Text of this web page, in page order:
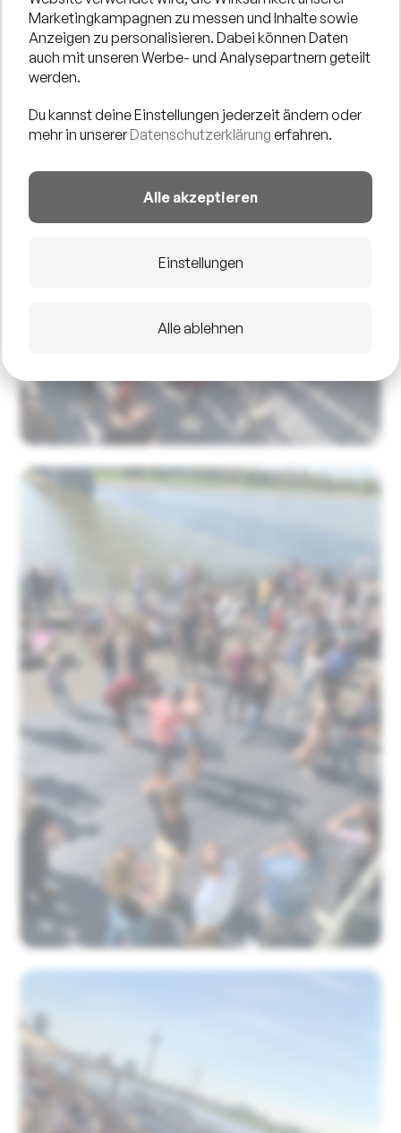
Marketingkampagnen zu messen und Inhalte sowie
Anzeigen zu personalisieren. Dabei können Daten
auch mit unseren Werbe- und Analysepartnern geteilt
werden.
Du kannst deine Einstellungen jederzeit ändern oder
mehr in unsererDatenschutzerklärung erfahren.
Alle akzeptieren
Einstellungen
Alle ablehnen